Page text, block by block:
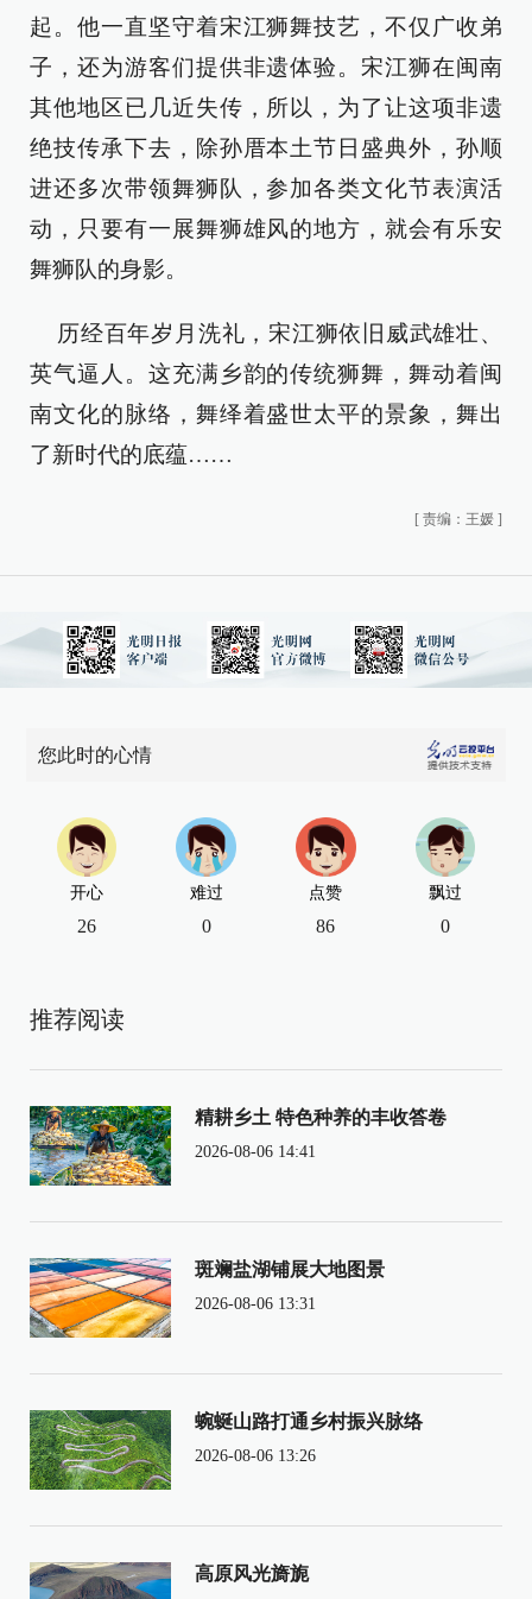
起。他一直坚守着宋江狮舞技艺，不仅广收弟
子，还为游客们提供非遗体验。宋江狮在闽南
其他地区已几近失传，所以，为了让这项非遗
绝技传承下去，除孙厝本土节日盛典外，孙顺
进还多次带领舞狮队，参加各类文化节表演活
动，只要有一展舞狮雄风的地方，就会有乐安
舞狮队的身影。
历经百年岁月洗礼，宋江狮依旧威武雄壮、
英气逼人。这充满乡韵的传统狮舞，舞动着闽
南文化的脉络，舞绎着盛世太平的景象，舞出
了新时代的底蕴……
[ 责编：王媛 ]
您此时的心情
开心
26
难过
0
点赞
86
飘过
0
推荐阅读
精耕乡土 特色种养的丰收答卷
2026-08-06 14:41
斑斓盐湖铺展大地图景
2026-08-06 13:31
蜿蜒山路打通乡村振兴脉络
2026-08-06 13:26
高原风光旖旎